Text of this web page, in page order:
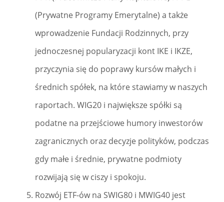
(Prywatne Programy Emerytalne) a także
wprowadzenie Fundacji Rodzinnych, przy
jednoczesnej popularyzacji kont IKE i IKZE,
przyczynia się do poprawy kursów małych i
średnich spółek, na które stawiamy w naszych
raportach. WIG20 i największe spółki są
podatne na przejściowe humory inwestorów
zagranicznych oraz decyzje polityków, podczas
gdy małe i średnie, prywatne podmioty
rozwijają się w ciszy i spokoju.
Rozwój ETF-ów na SWIG80 i MWIG40 jest